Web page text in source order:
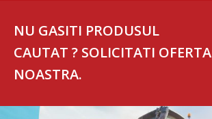
NU GASITI PRODUSUL
CAUTAT ? SOLICITATI OFERTA
NOASTRA.